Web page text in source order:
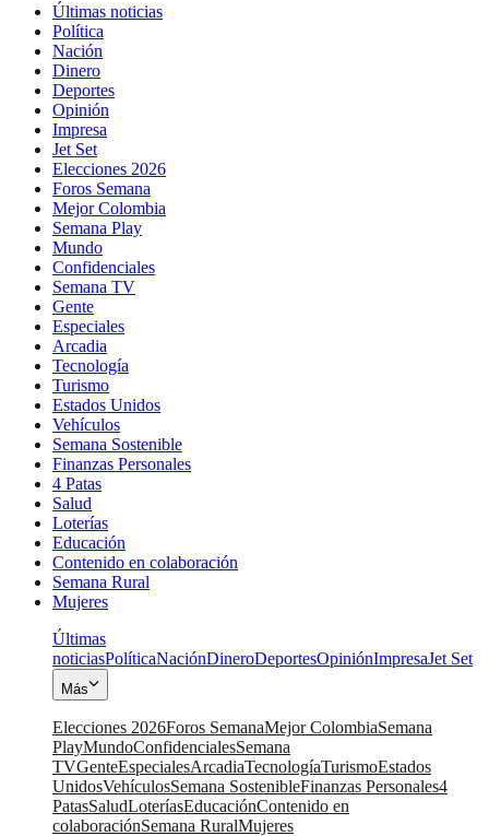
Últimas noticias
Política
Nación
Dinero
Deportes
Opinión
Impresa
Jet Set
Elecciones 2026
Foros Semana
Mejor Colombia
Semana Play
Mundo
Confidenciales
Semana TV
Gente
Especiales
Arcadia
Tecnología
Turismo
Estados Unidos
Vehículos
Semana Sostenible
Finanzas Personales
4 Patas
Salud
Loterías
Educación
Contenido en colaboración
Semana Rural
Mujeres
Últimas
noticiasPolíticaNaciónDineroDeportesOpiniónImpresaJet Set
Más
Elecciones 2026Foros SemanaMejor ColombiaSemana
PlayMundoConfidencialesSemana
TVGenteEspecialesArcadiaTecnologíaTurismoEstados
UnidosVehículosSemana SostenibleFinanzas Personales4
PatasSaludLoteríasEducaciónContenido en
colaboraciónSemana RuralMujeres